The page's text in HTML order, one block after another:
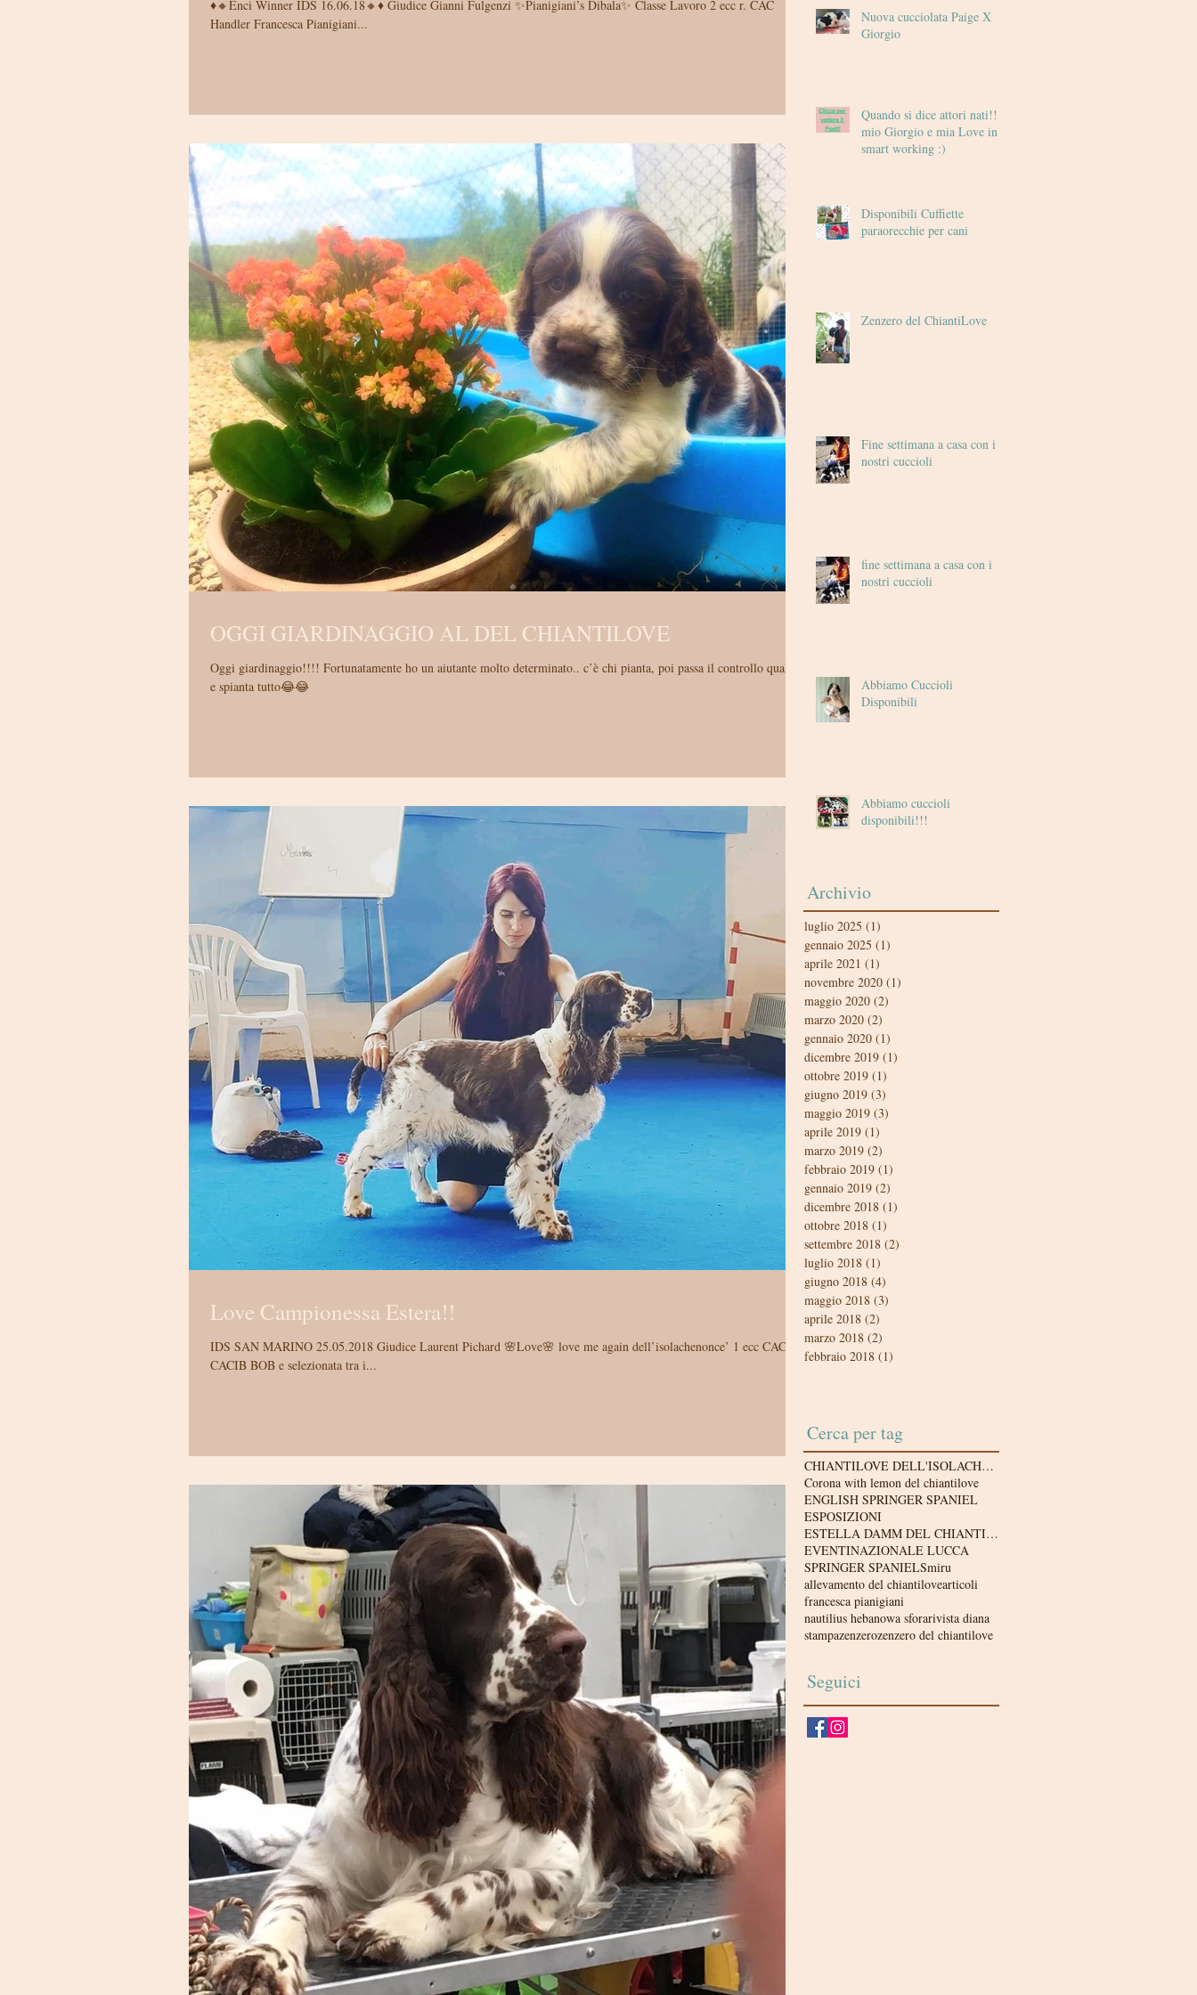
♦️🔸Enci Winner IDS 16.06.18🔸♦️ Giudice Gianni Fulgenzi ✨Pianigiani’s Dibala✨ Classe Lavoro 2 ecc r. CAC
Handler Francesca Pianigiani...
OGGI GIARDINAGGIO AL DEL CHIANTILOVE
Oggi giardinaggio!!!! Fortunatamente ho un aiutante molto determinato.. c’è chi pianta, poi passa il controllo qualità
e spianta tutto😂😂
Love Campionessa Estera!!
IDS SAN MARINO 25.05.2018 Giudice Laurent Pichard 🌸Love🌸 love me again dell’isolachenonce’ 1 ecc CAC
CACIB BOB e selezionata tra i...
Nuova cucciolata Paige X
Giorgio
Quando si dice attori nati!! il
mio Giorgio e mia Love in
smart working :)
Disponibili Cuffiette
paraorecchie per cani
Zenzero del ChiantiLove
Fine settimana a casa con i
nostri cuccioli
fine settimana a casa con i
nostri cuccioli
Abbiamo Cuccioli
Disponibili
Abbiamo cuccioli
disponibili!!!
Archivio
luglio 2025 (1)
gennaio 2025 (1)
aprile 2021 (1)
novembre 2020 (1)
maggio 2020 (2)
marzo 2020 (2)
gennaio 2020 (1)
dicembre 2019 (1)
ottobre 2019 (1)
giugno 2019 (3)
maggio 2019 (3)
aprile 2019 (1)
marzo 2019 (2)
febbraio 2019 (1)
gennaio 2019 (2)
dicembre 2018 (1)
ottobre 2018 (1)
settembre 2018 (2)
luglio 2018 (1)
giugno 2018 (4)
maggio 2018 (3)
aprile 2018 (2)
marzo 2018 (2)
febbraio 2018 (1)
Cerca per tag
CHIANTILOVE DELL'ISOLACHENONCE'
Corona with lemon del chiantilove
ENGLISH SPRINGER SPANIEL
ESPOSIZIONI
ESTELLA DAMM DEL CHIANTILOVE
EVENTINAZIONALE LUCCA
SPRINGER SPANIELSmiru
allevamento del chiantilovearticoli
francesca pianigiani
nautilius hebanowa sforarivista diana
stampazenzerozenzero del chiantilove
Seguici